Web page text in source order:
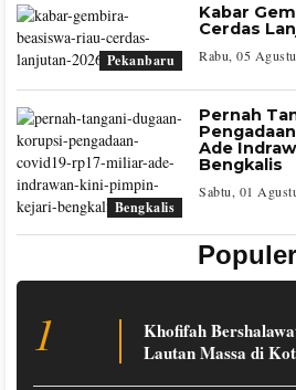
Pekanbaru
Kabar
Cerdas
Rabu, 05
Bengkalis
Pernah
Ade
Bengkalis
Sabtu, 01
Populer
1
Khofifah
Lautan Massa di